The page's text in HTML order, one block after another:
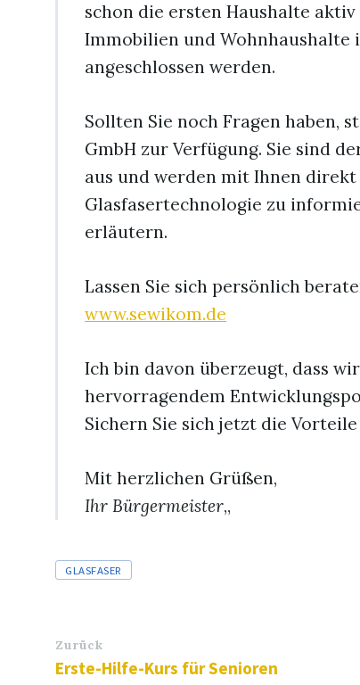
schon die ersten Haushalte
Immobilien und Wohnhaushalte
angeschlossen werden.
Sollten Sie noch Fragen haben,
GmbH zur Verfügung. Sie sind
aus und werden mit Ihnen
Glasfasertechnologie zu
erläutern.
Lassen Sie sich persönlich
www.sewikom.de
Ich bin davon überzeugt, dass
hervorragendem
Sichern Sie sich jetzt die
Mit herzlichen Grüßen,
Ihr Bürgermeister„
Tags
GLASFASER
Zurück
Erste-Hilfe-Kurs für Senioren